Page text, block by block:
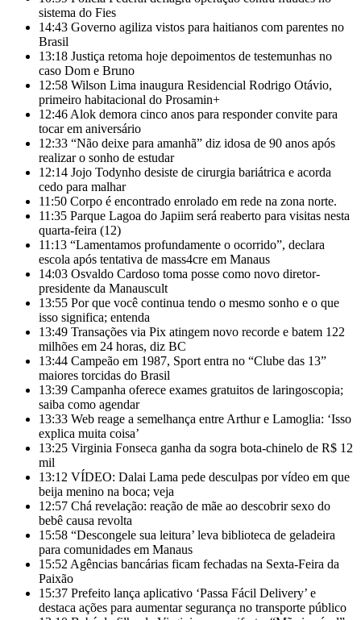
sistema do Fies
14:43 Governo agiliza vistos para haitianos com parentes no
Brasil
13:18 Justiça retoma hoje depoimentos de testemunhas no
caso Dom e Bruno
12:58 Wilson Lima inaugura Residencial Rodrigo Otávio,
primeiro habitacional do Prosamin+
12:46 Alok demora cinco anos para responder convite para
tocar em aniversário
12:33 “Não deixe para amanhã” diz idosa de 90 anos após
realizar o sonho de estudar
12:14 Jojo Todynho desiste de cirurgia bariátrica e acorda
cedo para malhar
11:50 Corpo é encontrado enrolado em rede na zona norte.
11:35 Parque Lagoa do Japiim será reaberto para visitas nesta
quarta-feira (12)
11:13 “Lamentamos profundamente o ocorrido”, declara
escola após tentativa de mass4cre em Manaus
14:03 Osvaldo Cardoso toma posse como novo diretor-
presidente da Manauscult
13:55 Por que você continua tendo o mesmo sonho e o que
isso significa; entenda
13:49 Transações via Pix atingem novo recorde e batem 122
milhões em 24 horas, diz BC
13:44 Campeão em 1987, Sport entra no “Clube das 13”
maiores torcidas do Brasil
13:39 Campanha oferece exames gratuitos de laringoscopia;
saiba como agendar
13:33 Web reage a semelhança entre Arthur e Lamoglia: ‘Isso
explica muita coisa’
13:25 Virginia Fonseca ganha da sogra bota-chinelo de R$ 12
mil
13:12 VÍDEO: Dalai Lama pede desculpas por vídeo em que
beija menino na boca; veja
12:57 Chá revelação: reação de mãe ao descobrir sexo do
bebê causa revolta
15:58 “Descongele sua leitura’ leva biblioteca de geladeira
para comunidades em Manaus
15:52 Agências bancárias ficam fechadas na Sexta-Feira da
Paixão
15:37 Prefeito lança aplicativo ‘Passa Fácil Delivery’ e
destaca ações para aumentar segurança no transporte público